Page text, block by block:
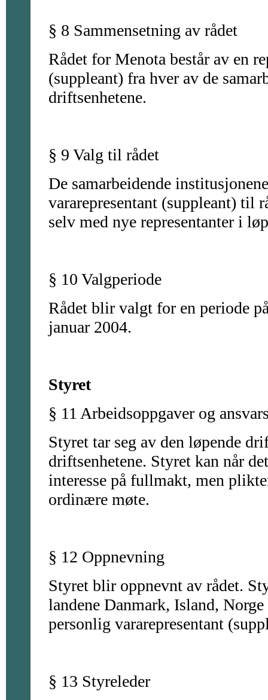
§ 8 Sammensetning av rådet
Rådet for Menota består av en
(suppleant) fra hver av de
driftsenhetene.
§ 9 Valg til rådet
De samarbeidende
vararepresentant (suppleant) til
selv med nye representanter i
§ 10 Valgperiode
Rådet blir valgt for en periode
januar 2004.
Styret
§ 11 Arbeidsoppgaver og
Styret tar seg av den løpende
driftsenhetene. Styret kan når
interesse på fullmakt, men
ordinære møte.
§ 12 Oppnevning
Styret blir oppnevnt av rådet.
landene Danmark, Island,
personlig vararepresentant
§ 13 Styreleder